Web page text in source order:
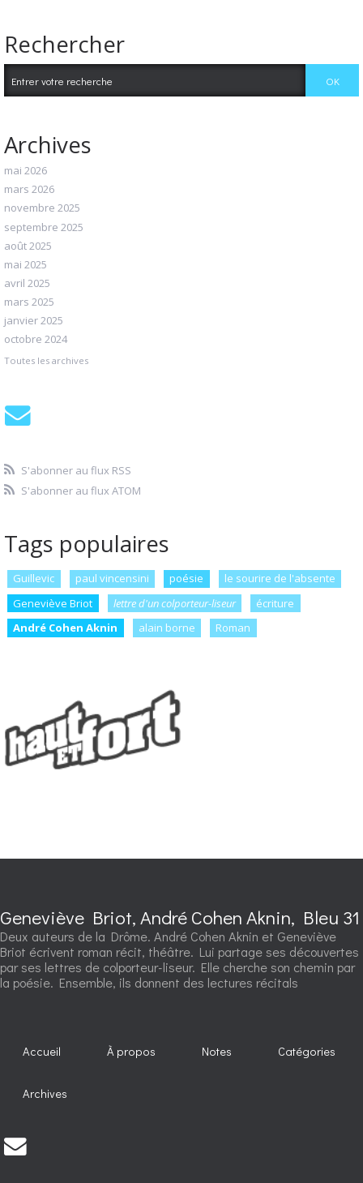
Rechercher
Archives
mai 2026
mars 2026
novembre 2025
septembre 2025
août 2025
mai 2025
avril 2025
mars 2025
janvier 2025
octobre 2024
Toutes les archives
S'abonner au flux RSS
S'abonner au flux ATOM
Tags populaires
Guillevic paul vincensini poésie
le sourire de l'absente
Geneviève Briot
lettre d'un colporteur-liseur
écriture
André Cohen Aknin
alain borne Roman
Geneviève Briot, André Cohen Aknin, Bleu 31
Deux auteurs de la Drôme. André Cohen Aknin et Geneviève
Briot écrivent roman récit, théâtre. Lui partage ses découvertes
par ses lettres de colporteur-liseur. Elle cherche son chemin par
la poésie. Ensemble, ils donnent des lectures récitals
Accueil À propos Notes Catégories
Archives